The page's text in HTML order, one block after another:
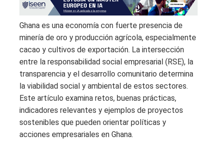
Ghana es una economía con fuerte presencia de
minería de oro y producción agrícola, especialmente
cacao y cultivos de exportación. La intersección
entre la responsabilidad social empresarial (RSE), la
transparencia y el desarrollo comunitario determina
la viabilidad social y ambiental de estos sectores.
Este artículo examina retos, buenas prácticas,
indicadores relevantes y ejemplos de proyectos
sostenibles que pueden orientar políticas y
acciones empresariales en Ghana.